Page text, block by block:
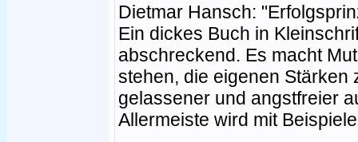
Dietmar Hansch:
Ein dickes Buch in
abschreckend. Es macht
stehen, die eigenen Stärken
gelassener und angstfreier
Allermeiste wird mit